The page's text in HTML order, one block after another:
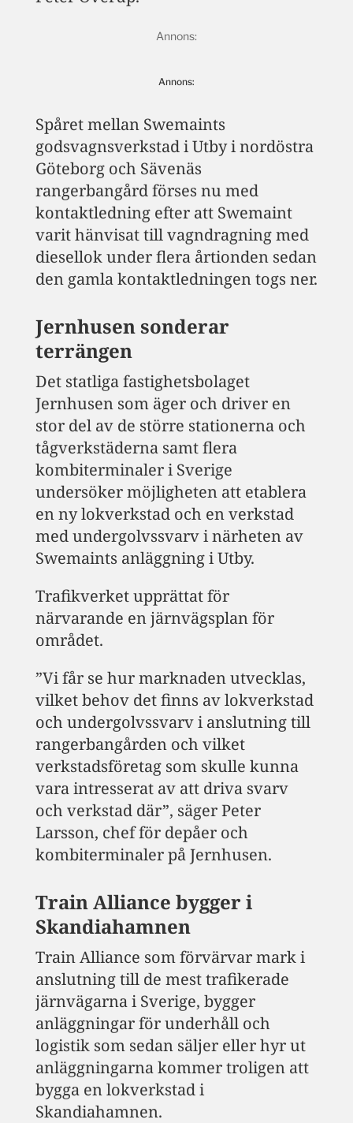
Annons:
Spåret mellan Swemaints
godsvagnsverkstad i Utby i nordöstra
Göteborg och Sävenäs
rangerbangård förses nu med
kontaktledning efter att Swemaint
varit hänvisat till vagndragning med
diesellok under flera årtionden sedan
den gamla kontaktledningen togs ner.
Jernhusen sonderar
terrängen
Det statliga fastighetsbolaget
Jernhusen som äger och driver en
stor del av de större stationerna och
tågverkstäderna samt flera
kombiterminaler i Sverige
undersöker möjligheten att etablera
en ny lokverkstad och en verkstad
med undergolvssvarv i närheten av
Swemaints anläggning i Utby.
Trafikverket upprättat för
närvarande en järnvägsplan för
området.
”Vi får se hur marknaden utvecklas,
vilket behov det finns av lokverkstad
och undergolvssvarv i anslutning till
rangerbangården och vilket
verkstadsföretag som skulle kunna
vara intresserat av att driva svarv
och verkstad där”, säger Peter
Larsson, chef för depåer och
kombiterminaler på Jernhusen.
Train Alliance bygger i
Skandiahamnen
Train Alliance som förvärvar mark i
anslutning till de mest trafikerade
järnvägarna i Sverige, bygger
anläggningar för underhåll och
logistik som sedan säljer eller hyr ut
anläggningarna kommer troligen att
bygga en lokverkstad i
Skandiahamnen.